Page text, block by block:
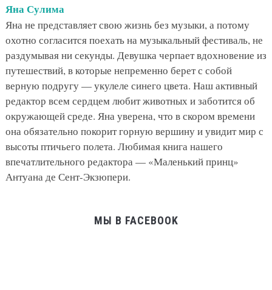
Яна Сулима
Яна не представляет свою жизнь без музыки, а потому
охотно согласится поехать на музыкальный фестиваль, не
раздумывая ни секунды. Девушка черпает вдохновение из
путешествий, в которые непременно берет с собой
верную подругу — укулеле синего цвета. Наш активный
редактор всем сердцем любит животных и заботится об
окружающей среде. Яна уверена, что в скором времени
она обязательно покорит горную вершину и увидит мир с
высоты птичьего полета. Любимая книга нашего
впечатлительного редактора — «Маленький принц»
Антуана де Сент-Экзюпери.
МЫ В FACEBOOK